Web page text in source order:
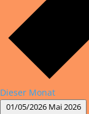
Dieser Monat
01/05/2026 Mai 2026